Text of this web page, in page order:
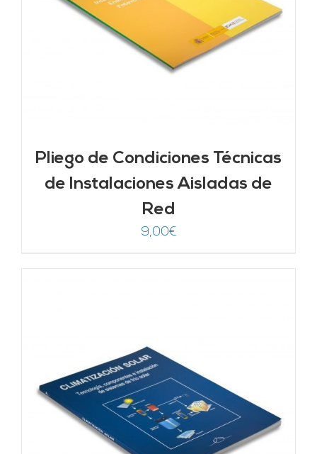
Pliego de Condiciones Técnicas
de Instalaciones Aisladas de
Red
9,00€